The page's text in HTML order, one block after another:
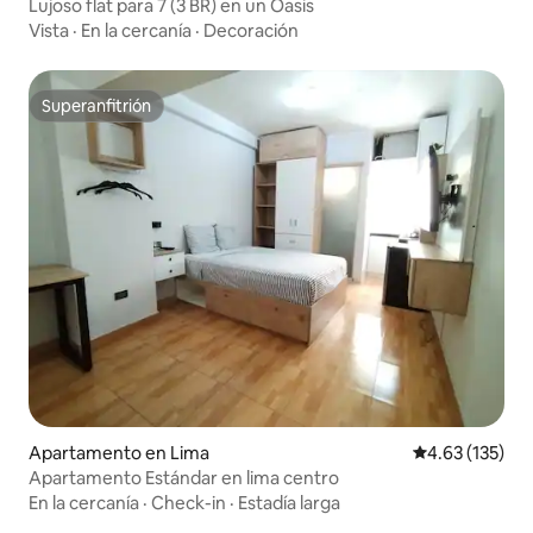
Lujoso flat para 7 (3 BR) en un Oasis
Vista · En la cercanía · Decoración
Superanfitrión
Superanfitrión
Apartamento en Lima Calificación
4.63 (135)
Apartamento Estándar en lima centro
En la cercanía · Check-in · Estadía larga